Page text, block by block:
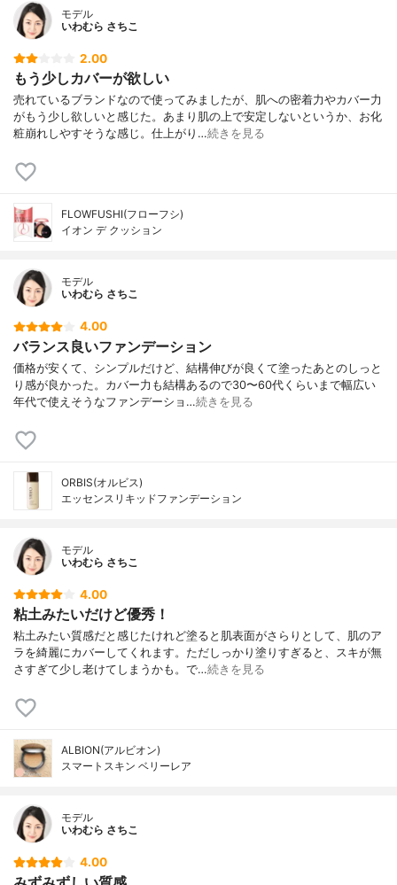
モデル
いわむら さちこ
2.00
もう少しカバーが欲しい
売れているブランドなので使ってみましたが、肌への密着力やカバー力
がもう少し欲しいと感じた。あまり肌の上で安定しないというか、お化
粧崩れしやすそうな感じ。仕上がり…続きを見る
FLOWFUSHI(フローフシ)
イオン デ クッション
モデル
いわむら さちこ
4.00
バランス良いファンデーション
価格が安くて、シンプルだけど、結構伸びが良くて塗ったあとのしっと
り感が良かった。カバー力も結構あるので30〜60代くらいまで幅広い
年代で使えそうなファンデーショ…続きを見る
ORBIS(オルビス)
エッセンスリキッドファンデーション
モデル
いわむら さちこ
4.00
粘土みたいだけど優秀！
粘土みたい質感だと感じたけれど塗ると肌表面がさらりとして、肌のア
ラを綺麗にカバーしてくれます。ただしっかり塗りすぎると、スキが無
さすぎて少し老けてしまうかも。で…続きを見る
ALBION(アルビオン)
スマートスキン ベリーレア
モデル
いわむら さちこ
4.00